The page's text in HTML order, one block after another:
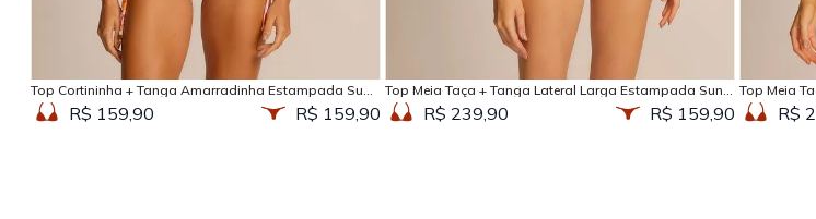
Adicionar na sacola
Top Cortininha + Tanga Amarradinha Estampada Sun
Kissed R$ 159,90 R$ 159,90
Adicionar na sacola
Top Meia Taça + Tanga Lateral Larga Estampada Sun
Kissed R$ 239,90 R$ 159,90
Top Meia
R$